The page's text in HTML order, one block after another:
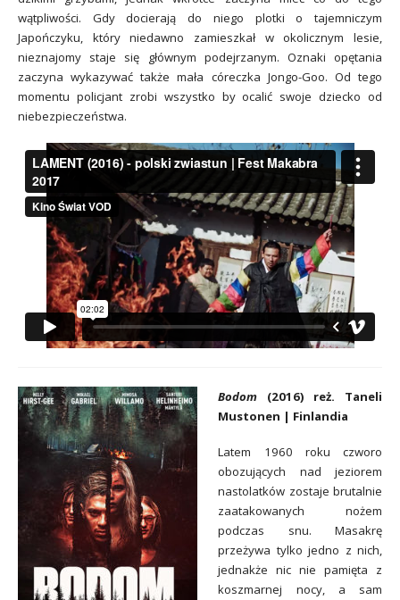
wątpliwości. Gdy docierają do niego plotki o tajemniczym
Japończyku, który niedawno zamieszkał w okolicznym lesie,
nieznajomy staje się głównym podejrzanym. Oznaki opętania
zaczyna wykazywać także mała córeczka Jongo-Goo. Od tego
momentu policjant zrobi wszystko by ocalić swoje dziecko od
niebezpieczeństwa.
Bodom (2016) reż. Taneli
Mustonen | Finlandia
Latem 1960 roku czworo
obozujących nad jeziorem
nastolatków zostaje brutalnie
zaatakowanych nożem
podczas snu. Masakrę
przeżywa tylko jedno z nich,
jednakże nic nie pamięta z
koszmarnej nocy, a sam